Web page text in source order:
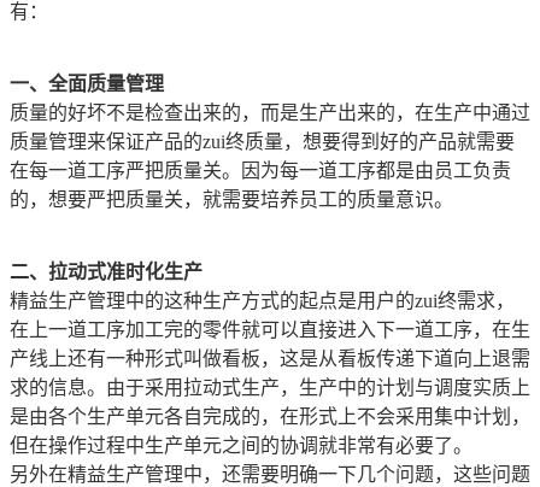
有：
一、全面质量管理
质量的好坏不是检查出来的，而是生产出来的，在生产中通过
质量管理来保证产品的zui终质量，想要得到好的产品就需要
在每一道工序严把质量关。因为每一道工序都是由员工负责
的，想要严把质量关，就需要培养员工的质量意识。
二、拉动式准时化生产
精益生产管理中的这种生产方式的起点是用户的zui终需求，
在上一道工序加工完的零件就可以直接进入下一道工序，在生
产线上还有一种形式叫做看板，这是从看板传递下道向上退需
求的信息。由于采用拉动式生产，生产中的计划与调度实质上
是由各个生产单元各自完成的，在形式上不会采用集中计划，
但在操作过程中生产单元之间的协调就非常有必要了。
另外在精益生产管理中，还需要明确一下几个问题，这些问题